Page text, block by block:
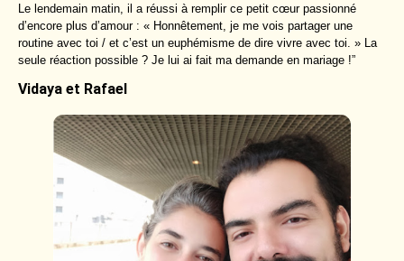
Le lendemain matin, il a réussi à remplir ce petit cœur passionné
d’encore plus d’amour : « Honnêtement, je me vois partager une
routine avec toi / et c’est un euphémisme de dire vivre avec toi. » La
seule réaction possible ? Je lui ai fait ma demande en mariage !”
Vidaya et Rafael